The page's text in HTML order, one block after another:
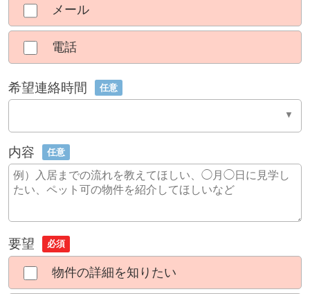
メール
電話
希望連絡時間 任意
内容 任意
要望 必須
物件の詳細を知りたい